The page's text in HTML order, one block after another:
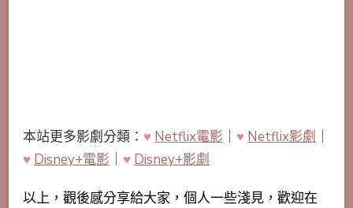
本站更多影劇分類： ♥ Netflix電影 ♥ Netflix影劇
♥ Disney+電影 ♥ Disney+影劇
以上，觀後感分享給大家，個人一些淺見，歡迎在